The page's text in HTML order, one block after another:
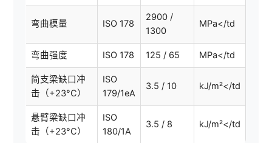
弯曲模量 ISO 178
2900 /
1300
MPa</td
弯曲强度 ISO 178 125 / 65 MPa</td
简支梁缺口冲
击（+23°C）
ISO
179/1eA
3.5 / 10 kJ/m²</td
悬臂梁缺口冲
击（+23°C）
ISO
180/1A
3.5 / 8 kJ/m²</td